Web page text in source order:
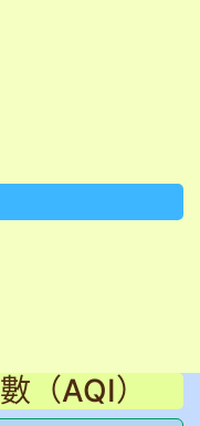
\
（AQI）